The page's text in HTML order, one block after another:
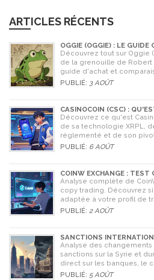
ARTICLES RÉCENTS
OGGIE (OGGIE) : LE
MEME DE LA GRENOUILLE
Découvrez tout sur Oggie
de la grenouille de Robert
guide d'achat et
PUBLIÉ: 3 AOÛT
CASINOCOIN (CSC) :
COMPLET, TOKENOMICS
Découvrez ce qu'est
de sa technologie XRPL,
réglementé et de son
PUBLIÉ: 6 AOÛT
COINW EXCHANGE : TEST
EN 2026
Analyse complète de
copy trading. Découvrez
adaptée à votre profil de
PUBLIÉ: 2 AOÛT
SANCTIONS
CUBA : L'IMPACT MAJEUR
Analyse des
sanctions sur la Syrie et
direct sur les banques, le
cryptomonnaies comme
PUBLIÉ: 5 AOÛT